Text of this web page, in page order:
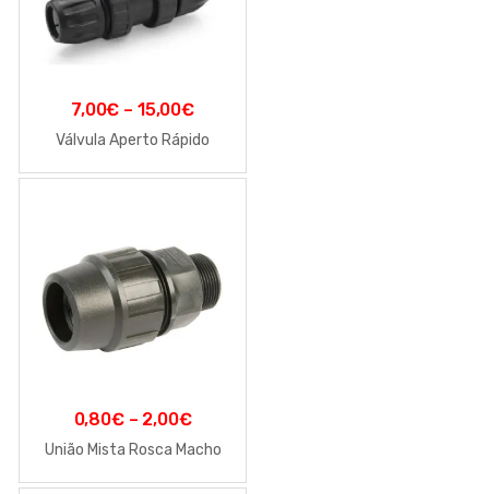
7,00€ – 15,00€
Válvula Aperto Rápido
0,80€– 2,00€
União Mista Rosca Macho